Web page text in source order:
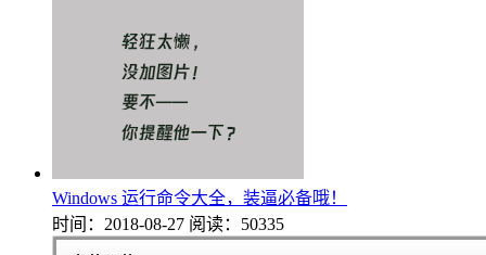
Windows 运行命令大全，装逼必备哦！
时间：2018-08-27 阅读：50335